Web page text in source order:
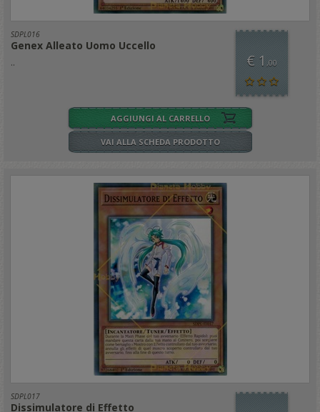
SDPL016
Genex Alleato Uomo Uccello
.. € 1 ,00
AGGIUNGI AL CARRELLO
VAI ALLA SCHEDA PRODOTTO
SDPL017
Dissimulatore di Effetto